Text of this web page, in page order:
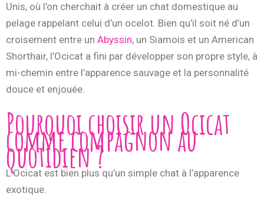
Unis, où l’on cherchait à créer un chat domestique au
pelage rappelant celui d’un ocelot. Bien qu’il soit né d’un
croisement entre un Abyssin, un Siamois et un American
Shorthair, l’Ocicat a fini par développer son propre style, à
mi-chemin entre l’apparence sauvage et la personnalité
douce et enjouée.
Pourquoi choisir un Ocicat
comme compagnon au
quotidien ?
L’Ocicat est bien plus qu’un simple chat à l’apparence
exotique.